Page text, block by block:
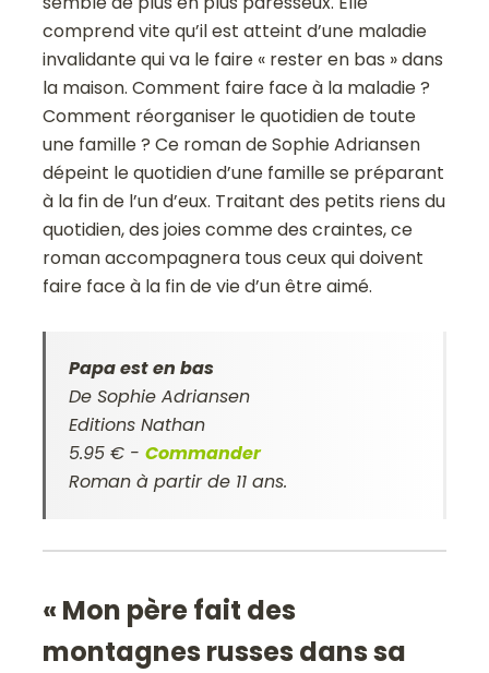
comprend vite qu’il est atteint d’une maladie
invalidante qui va le faire « rester en bas » dans
la maison. Comment faire face à la maladie ?
Comment réorganiser le quotidien de toute
une famille ? Ce roman de Sophie Adriansen
dépeint le quotidien d’une famille se préparant
à la fin de l’un d’eux. Traitant des petits riens du
quotidien, des joies comme des craintes, ce
roman accompagnera tous ceux qui doivent
faire face à la fin de vie d’un être aimé.
Papa est en bas
De Sophie Adriansen
Editions Nathan
5.95 € -Commander
Roman à partir de 11 ans.
« Mon père fait des
montagnes russes dans sa